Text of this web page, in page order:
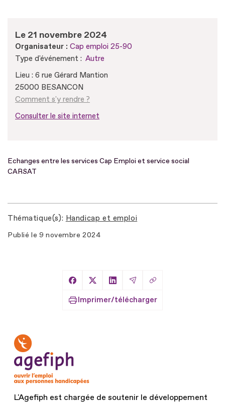
Le 21 novembre 2024
Organisateur : Cap emploi 25-90
Type d'événement : Autre
Lieu : 6 rue Gérard Mantion
25000 BESANCON
Comment s'y rendre ?
Consulter le site internet
Echanges entre les services Cap Emploi et service social
CARSAT
Thématique(s) Handicap et emploi
Publié le 9 novembre 2024
Partager sur Facebook
Partager sur X
Partager sur LinkedIn
Partager par Email
Copier le lien
Imprimer/télécharger
L'Agefiph est chargée de soutenir le développement